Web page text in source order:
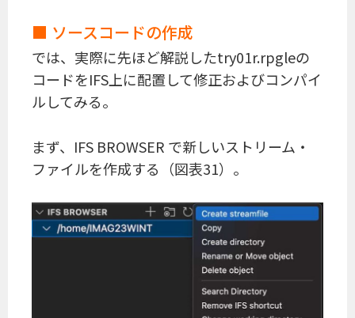
■ ソースコードの作成
では、実際に先ほど解説したtry01r.rpgleの
コードをIFS上に配置して修正およびコンパイ
ルしてみる。
まず、IFS BROWSER で新しいストリーム・
ファイルを作成する（図表31）。